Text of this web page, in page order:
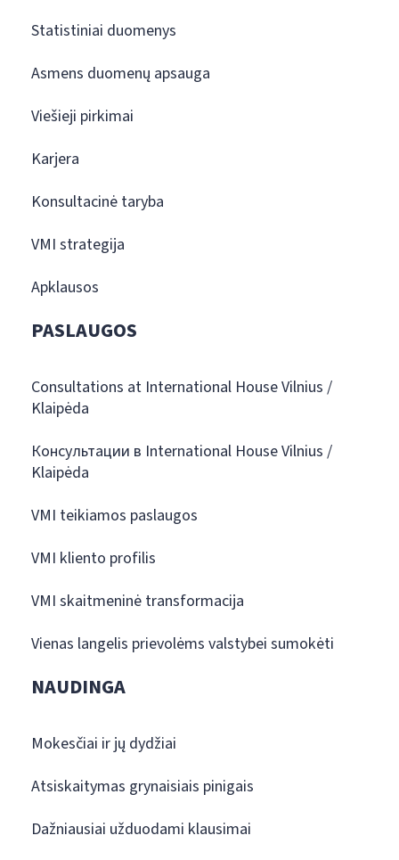
Statistiniai duomenys
Asmens duomenų apsauga
Viešieji pirkimai
Karjera
Konsultacinė taryba
VMI strategija
Apklausos
PASLAUGOS
Consultations at International House Vilnius /
Klaipėda
Консультации в International House Vilnius /
Klaipėda
VMI teikiamos paslaugos
VMI kliento profilis
VMI skaitmeninė transformacija
Vienas langelis prievolėms valstybei sumokėti
NAUDINGA
Mokesčiai ir jų dydžiai
Atsiskaitymas grynaisiais pinigais
Dažniausiai užduodami klausimai